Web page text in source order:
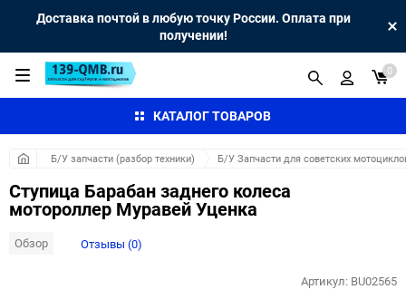
Доставка почтой в любую точку России. Оплата при
получении!
КАТАЛОГ ТОВАРОВ
0
Б/У запчасти (разбор техники) Б/У Запчасти для советских
Ступица Барабан заднего колеса
мотороллер Муравей Уценка
Обзор Отзывы (0)
Артикул: BU02565